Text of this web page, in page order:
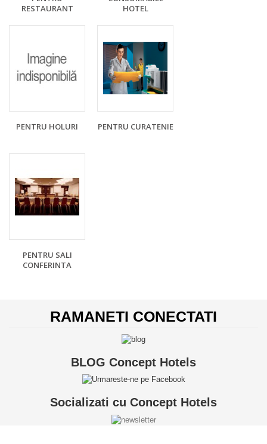
RESTAURANT
HOTEL
PENTRU HOLURI PENTRU CURATENIE
PENTRU SALI
CONFERINTA
RAMANETI CONECTATI
BLOG Concept Hotels
Socializati cu Concept Hotels